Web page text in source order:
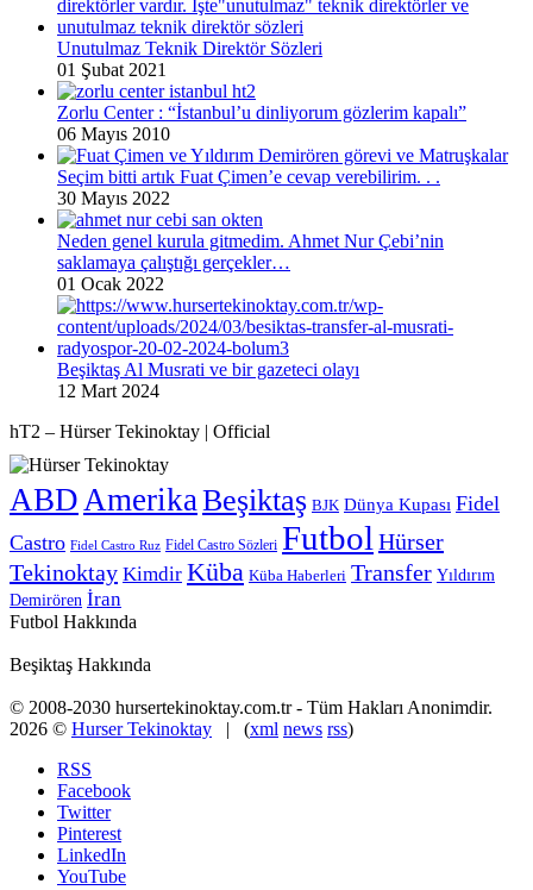
Unutulmaz Teknik Direktör Sözleri
01 Şubat 2021
Zorlu Center : “İstanbul’u dinliyorum gözlerim kapalı”
06 Mayıs 2010
Seçim bitti artık Fuat Çimen’e cevap verebilirim. . .
30 Mayıs 2022
Neden genel kurula gitmedim. Ahmet Nur Çebi’nin
saklamaya çalıştığı gerçekler…
01 Ocak 2022
Beşiktaş Al Musrati ve bir gazeteci olayı
12 Mart 2024
hT2 – Hürser Tekinoktay | Official
ABD Amerika Beşiktaş BJK Dünya Kupası Fidel
Castro Fidel Castro Ruz Fidel Castro Sözleri Futbol Hürser
Tekinoktay Kimdir Küba Küba Haberleri Transfer Yıldırım
Demirören İran
Futbol Hakkında
Beşiktaş Hakkında
© 2008-2030 hursertekinoktay.com.tr - Tüm Hakları Anonimdir.
2026 © Hurser Tekinoktay | (xml news rss)
RSS
Facebook
Twitter
Pinterest
LinkedIn
YouTube